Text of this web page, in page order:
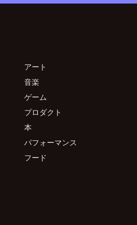
アート
音楽
ゲーム
プロダクト
本
パフォーマンス
フード